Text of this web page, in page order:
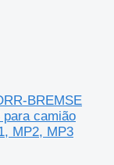
BREMSE
camião
MP2, MP3